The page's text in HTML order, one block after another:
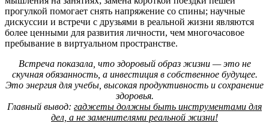
прогулкой помогает снять напряжение со спины; научные
дискуссии и встречи с друзьями в реальной жизни являются
более ценными для развития личности, чем многочасовое
пребывание в виртуальном пространстве.
Встреча показала, что здоровый образ жизни — это не
скучная обязанность, а инвестиция в собственное будущее.
Это энергия для учебы, высокая продуктивность и сохранение
здоровья.
Главный вывод: гаджеты должны быть инструментами для
дел, а не заменителями реальной жизни!